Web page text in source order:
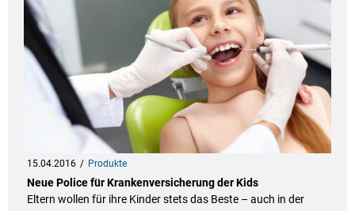
15.04.2016 Produkte
Neue Police für Krankenversicherung der Kids
Eltern wollen für ihre Kinder stets das Beste – auch in der